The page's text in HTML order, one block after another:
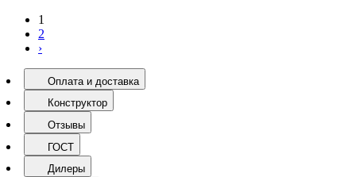
1
2
›
Оплата и доставка
Конструктор
Отзывы
ГОСТ
Дилеры